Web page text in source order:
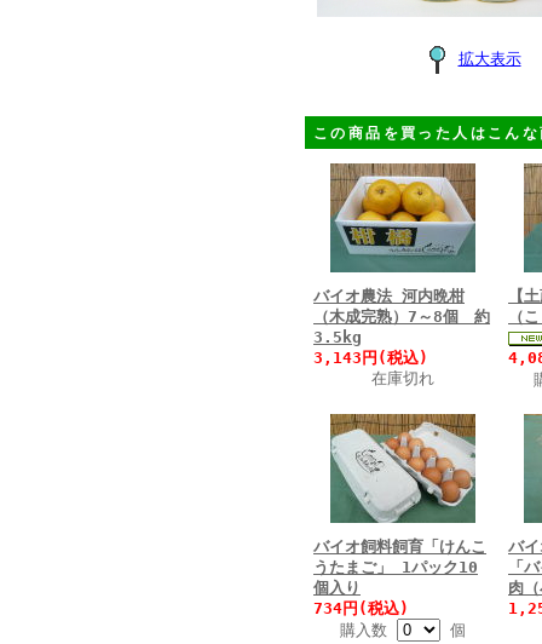
拡大表示
この商品を買った人はこん
バイオ農法 河内晩柑
（木成完熟）7～8個 約
3.5kg
3,143円(税込)
在庫切れ
【
（
バイオ飼料飼育「けんこ
うたまご」 1パック10
個入り
734円(税込)
購入数
個
バ
「
肉